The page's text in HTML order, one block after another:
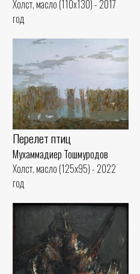
Холст, масло (110x130) - 2017
год
Перелет птиц
Мухаммадиер Тошмуродов
Холст, масло (125x95) - 2022
год